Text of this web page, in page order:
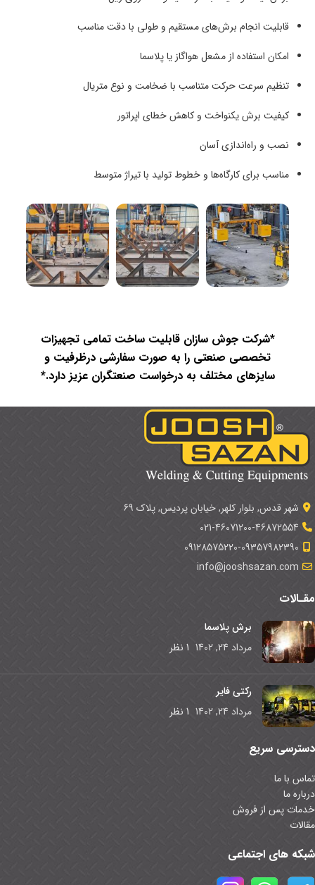
قابلیت انجام برش‌های مستقیم و طولی با دقت مناسب
امکان استفاده از مشعل هواگاز یا پلاسما
تنظیم سرعت حرکت متناسب با ضخامت و نوع متریال
کیفیت برش یکنواخت و کاهش خطای اپراتور
نصب و راه‌اندازی آسان
مناسب برای کارگاه‌ها و خطوط تولید با تیراژ متوسط
*شرکت جوش سازان قابلیت ساخت تمامی تجهیزات
تخصصی صنعتی را به صورت سفارشی درظرفیت و
سایزهای مختلف به درخواست صنعتگران عزیز دارد.*
شهر قدس, بلوار کلهر, خیابان پردیس, پلاک 69
مقـالات
برش پلاسما
مرداد 24, 1402
1 نظر
رکتی فایر
مرداد 24, 1402
1 نظر
دسترسی سریع
تماس با ما
درباره ما
خدمات پس از فروش
مقالات
شبکه های اجتماعی